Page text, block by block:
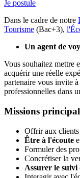
Je postule
Dans le cadre de notre
Tourisme (Bac+3),
Un agent de
Vous souhaitez mettre
acquérir une réelle
partenaire vous invite
professionnelles dans
Missions
Offrir aux clients
Être à l'écoute
Formuler des
Concrétiser la
Assurer le suivi